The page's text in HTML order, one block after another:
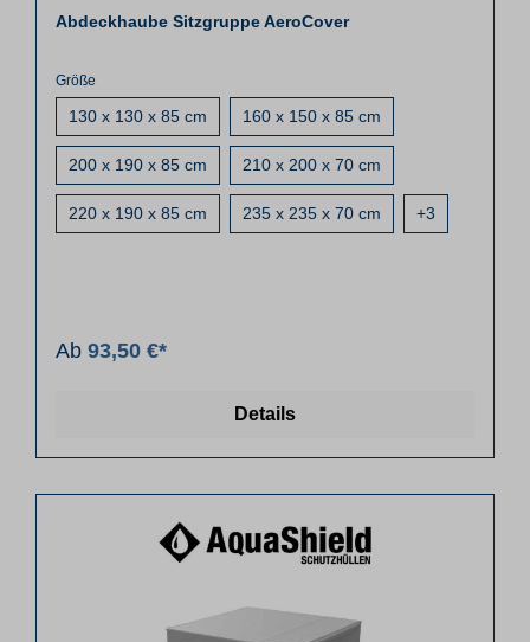
Abdeckhaube Sitzgruppe AeroCover
Größe
130 x 130 x 85 cm 160 x 150 x 85 cm
200 x 190 x 85 cm 210 x 200 x 70 cm
220 x 190 x 85 cm 235 x 235 x 70 cm +3
Ab 93,50 €*
Details